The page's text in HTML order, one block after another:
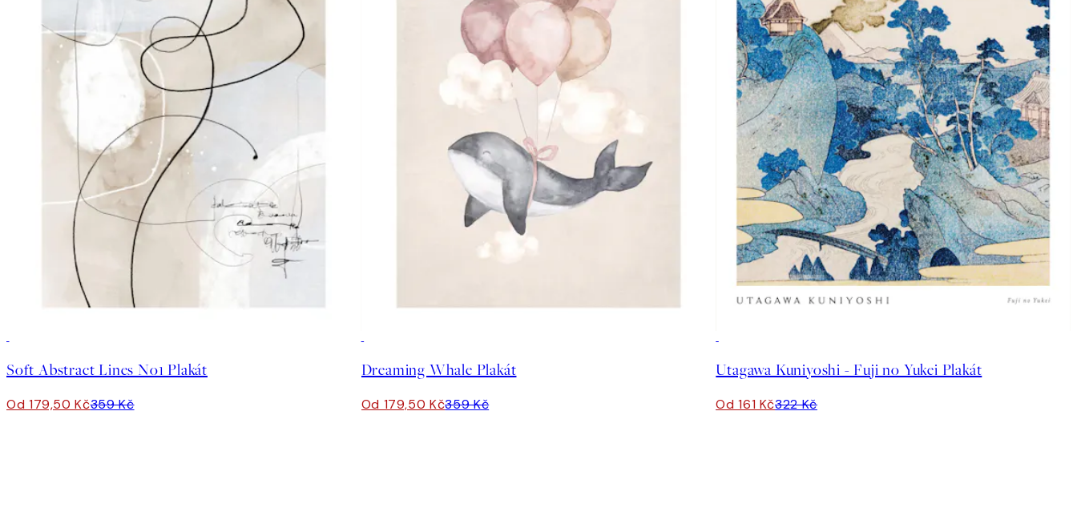
Soft Abstract Lines No1 Plakát
Od 179,50 Kč359 Kč
Dreaming Whale Plakát
Od 179,50 Kč359 Kč
Utagawa Kuniyoshi - Fuji no Yukei Plakát
Od 161 Kč322 Kč